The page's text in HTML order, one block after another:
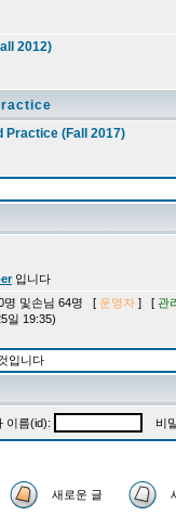
2012)
Practice (Fall 2017)
입니다
명 및손님 64명 [ 운영자 ] [ 관
일 19:35)
입니다
이름(id): 비
새로운 글